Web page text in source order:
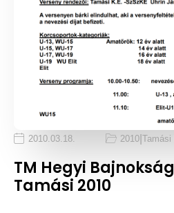
2010.03.18. 2010 Tamási
TM Hegyi
Tamási 2010